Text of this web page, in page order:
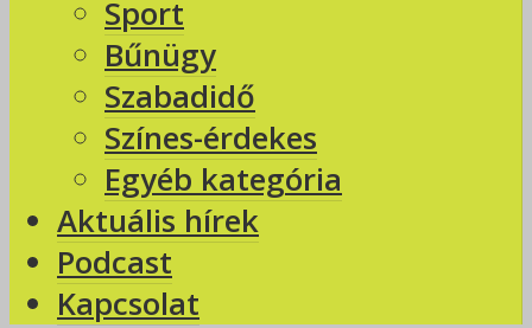
Sport
Bűnügy
Szabadidő
Színes-érdekes
Egyéb kategória
Aktuális hírek
Podcast
Kapcsolat